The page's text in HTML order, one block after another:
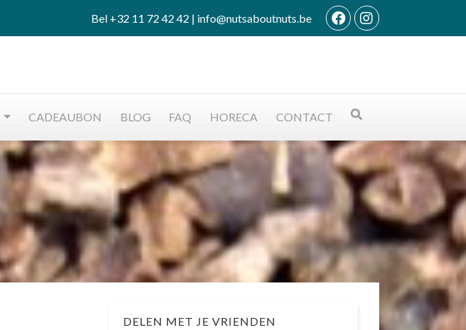
Bel +32 11 72 42 42 | info@nutsaboutnuts.be
CADEAUBON BLOG FAQ HORECA CONTACT
DELEN MET JE VRIENDEN